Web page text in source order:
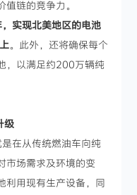
链的竞争力。
实现北美地区的电池
。此外，还将确保每个
，以满足约200万辆纯
级
在从传统燃油车向纯
市场需求及环境的变
利用现有生产设备，同